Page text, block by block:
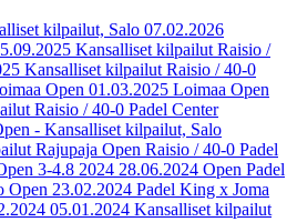
kilpailut, Salo 07.02.2026
Kansalliset kilpailut Raisio /
Kansalliset kilpailut Raisio / 40-0
Open 01.03.2025 Loimaa Open
Raisio / 40-0 Padel Center
- Kansalliset kilpailut, Salo
Rajupaja Open Raisio / 40-0 Padel
3-4.8 2024 28.06.2024 Open Padel
Open 23.02.2024 Padel King x Joma
05.01.2024 Kansalliset kilpailut